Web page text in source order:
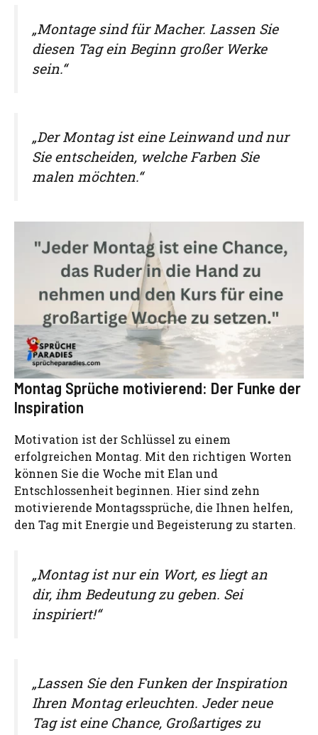
„Montage sind für Macher. Lassen Sie
diesen Tag ein Beginn großer Werke
sein.“
„Der Montag ist eine Leinwand und nur
Sie entscheiden, welche Farben Sie
malen möchten.“
Montag Sprüche motivierend: Der Funke der
Inspiration
Motivation ist der Schlüssel zu einem
erfolgreichen Montag. Mit den richtigen Worten
können Sie die Woche mit Elan und
Entschlossenheit beginnen. Hier sind zehn
motivierende Montagssprüche, die Ihnen helfen,
den Tag mit Energie und Begeisterung zu starten.
„Montag ist nur ein Wort, es liegt an
dir, ihm Bedeutung zu geben. Sei
inspiriert!“
„Lassen Sie den Funken der Inspiration
Ihren Montag erleuchten. Jeder neue
Tag ist eine Chance, Großartiges zu